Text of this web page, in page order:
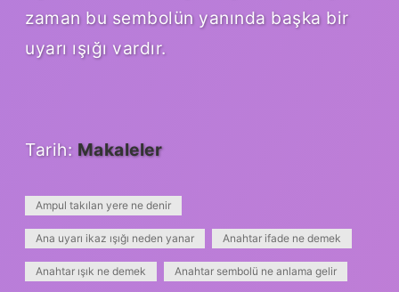
zaman bu sembolün yanında başka bir
uyarı ışığı vardır.
Tarih: Makaleler
Ampul takılan yere ne denir
Ana uyarı ikaz ışığı neden yanar Anahtar ifade ne demek
Anahtar ışık ne demek Anahtar sembolü ne anlama gelir